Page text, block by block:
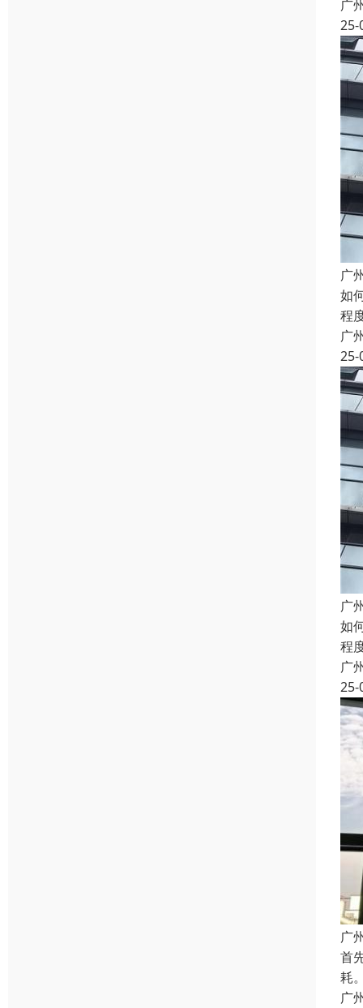
广
25-
广
如
程
广
25-
广
如
程
广
25-
广
首
耗
广